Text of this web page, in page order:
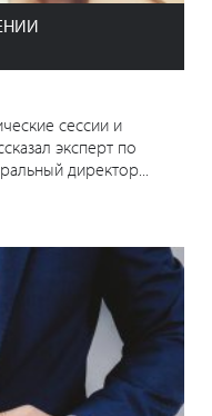
сессии и
эксперт по
директор...